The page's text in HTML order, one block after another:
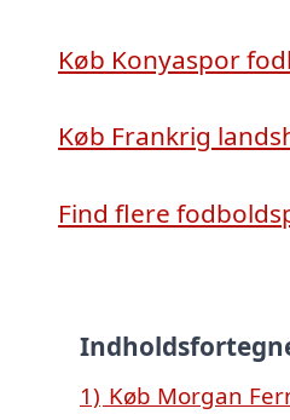
Køb Konyaspor
Køb Frankrig
Find flere
1) Køb Morgan